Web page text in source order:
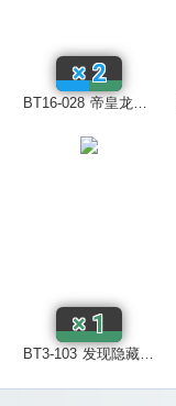
BT16-028 帝皇龙甲兽：龙形态
×2
BT3-103 发现隐藏的潜力！！
×1